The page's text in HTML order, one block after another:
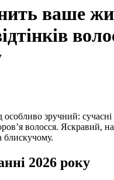
ваше
волосся. Яскравий,
блискучому.
2026 року